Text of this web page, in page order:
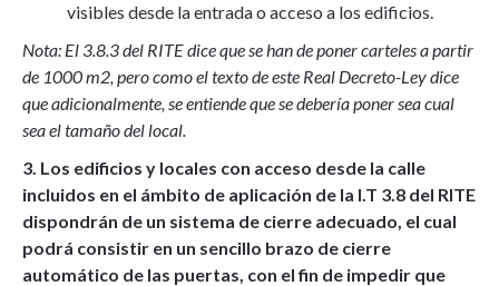
visibles desde la entrada o acceso a los edificios.
Nota: El 3.8.3 del RITE dice que se han de poner carteles a partir
de 1000 m2, pero como el texto de este Real Decreto-Ley dice
que adicionalmente, se entiende que se debería poner sea cual
sea el tamaño del local.
3. Los edificios y locales con acceso desde la calle
incluidos en el ámbito de aplicación de la I.T 3.8 del RITE
dispondrán de un sistema de cierre adecuado, el cual
podrá consistir en un sencillo brazo de cierre
automático de las puertas, con el fin de impedir que